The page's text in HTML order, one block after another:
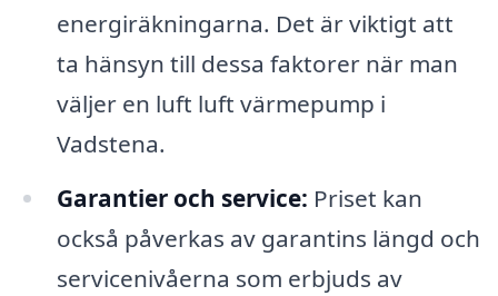
energiräkningarna. Det är viktigt att
ta hänsyn till dessa faktorer när man
väljer en luft luft värmepump i
Vadstena.
Garantier och service: Priset kan
också påverkas av garantins längd och
servicenivåerna som erbjuds av